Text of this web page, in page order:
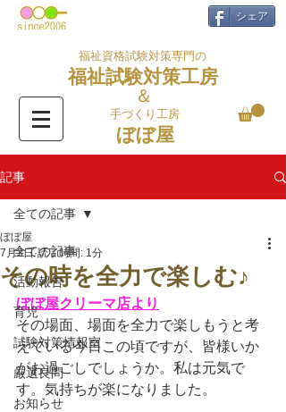
シェア
福祉資格試験対策専門の
福祉試験対策工房
＆
手づくり工房
ぼぼ屋
記事
全ての記事
活動報告
育児
試験対策情報室
厳選良問
お知らせ
全ての記事
その時を全力で楽しむ♪
ぼぼ屋
7月3日 読了時間: 1分
ぼぼ屋クリーマ店より
その場面、場面を全力で楽しもうと考
えている今日この頃ですが、皆様いか
がお過ごしでしょうか。私は元気で
す。気持ちが楽になりました。